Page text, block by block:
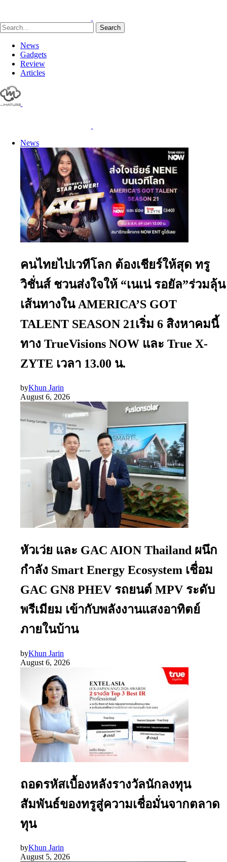
Search
News
Gadgets
Review
Articles
News
คนไทยไปเวทีโลก ต้องเชียร์ให้สุด ทรู
วิชั่นส์ ชวนส่งใจให้ “เนเน่ รอยัล”ร่วมลุ้น
เส้นทางใน AMERICA’S GOT
TALENT SEASON 21เริ่ม 6 สิงหาคมนี้
ทาง TrueVisions NOW และ True X-
ZYTE เวลา 13.00 น.
byKhun Jarin
August 6, 2026
หัวเว่ย และ GAC AION Thailand ผนึก
กำลัง Smart Energy Ecosystem เชื่อม
GAC GN8 PHEV รถยนต์ MPV ระดับ
พรีเมียม เข้ากับพลังงานแสงอาทิตย์
ภายในบ้าน
byKhun Jarin
August 6, 2026
ถอดรหัสเบื้องหลังรางวัลนักลงทุน
สัมพันธ์ของทรูสู่ความเชื่อมั่นจากตลาด
ทุน
byKhun Jarin
August 5, 2026